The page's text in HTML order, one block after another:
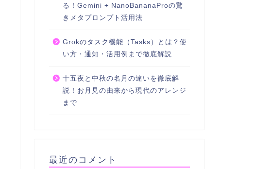
る！Gemini + NanoBananaProの驚
きメタプロンプト活用法
Grokのタスク機能（Tasks）とは？使
い方・通知・活用例まで徹底解説
十五夜と中秋の名月の違いを徹底解
説！お月見の由来から現代のアレンジ
まで
最近のコメント